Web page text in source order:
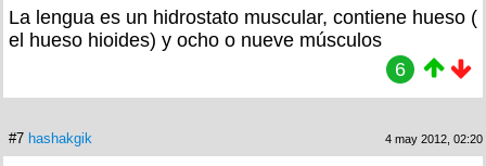
La lengua es un hidrostato muscular, contiene hueso (
el hueso hioides) y ocho o nueve músculos
6
#7 hashakgik 4 may 2012, 02:20